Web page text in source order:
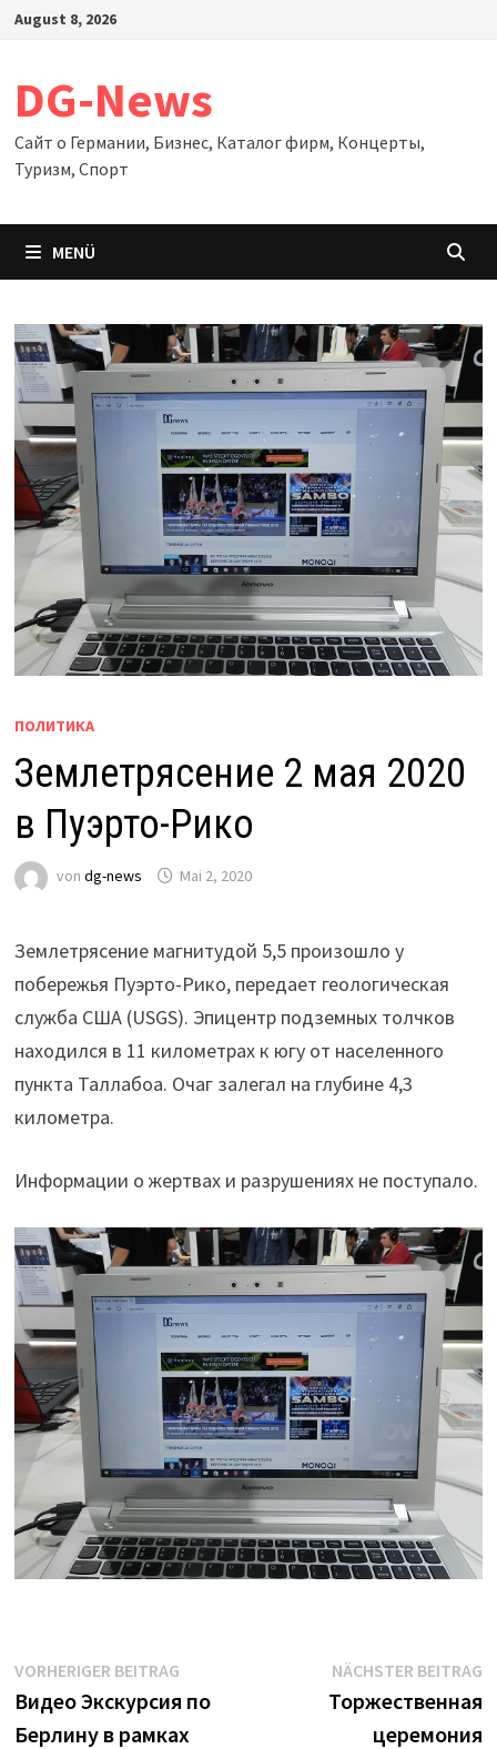
Zum
August 8, 2026
DG-News
Сайт о Германии, Бизнес, Каталог фирм, Концерты,
Туризм, Спорт
MENÜ
ПОЛИТИКА
Землетрясение 2 мая 2020
в Пуэрто-Рико
von dg-news Mai 2, 2020
Землетрясение магнитудой 5,5 произошло у
побережья Пуэрто-Рико, передает геологическая
служба США (USGS). Эпицентр подземных толчков
находился в 11 километрах к югу от населенного
пункта Таллабоа. Очаг залегал на глубине 4,3
километра.
Информации о жертвах и разрушениях не поступало.
Beitrags-
Navigation
VORHERIGER BEITRAGVorheriger
Beitrag:
Видео Экскурсия по
Берлину в рамках
NÄCHSTER BEITRAG
Торжественная
церемония